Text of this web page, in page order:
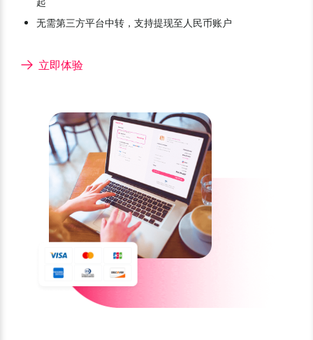
无需第三方平台中转，支持提现至人民币账户
立即体验